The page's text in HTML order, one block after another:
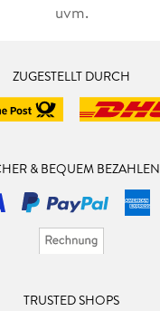
uvm.
ZUGESTELLT DURCH
& BEQUEM BEZAHLEN
TRUSTED SHOPS